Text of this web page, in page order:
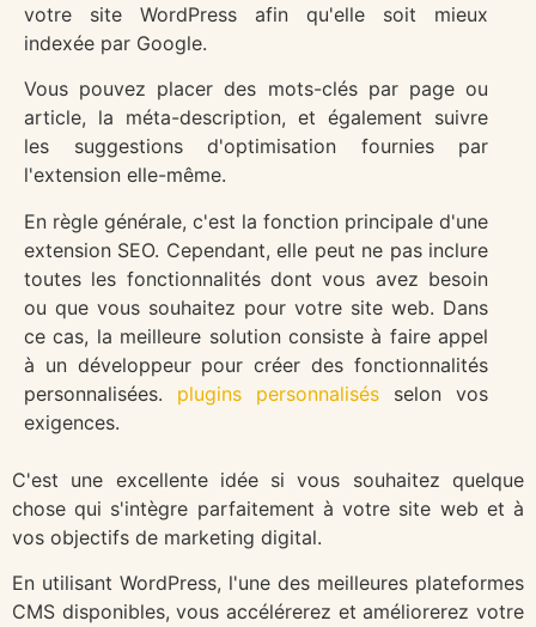
votre site WordPress afin qu'elle soit mieux
indexée par Google.
Vous pouvez placer des mots-clés par page ou
article, la méta-description, et également suivre
les suggestions d'optimisation fournies par
l'extension elle-même.
En règle générale, c'est la fonction principale d'une
extension SEO. Cependant, elle peut ne pas inclure
toutes les fonctionnalités dont vous avez besoin
ou que vous souhaitez pour votre site web. Dans
ce cas, la meilleure solution consiste à faire appel
à un développeur pour créer des fonctionnalités
personnalisées. plugins personnalisés selon vos
exigences.
C'est une excellente idée si vous souhaitez quelque
chose qui s'intègre parfaitement à votre site web et à
vos objectifs de marketing digital.
En utilisant WordPress, l'une des meilleures plateformes
CMS disponibles, vous accélérerez et améliorerez votre